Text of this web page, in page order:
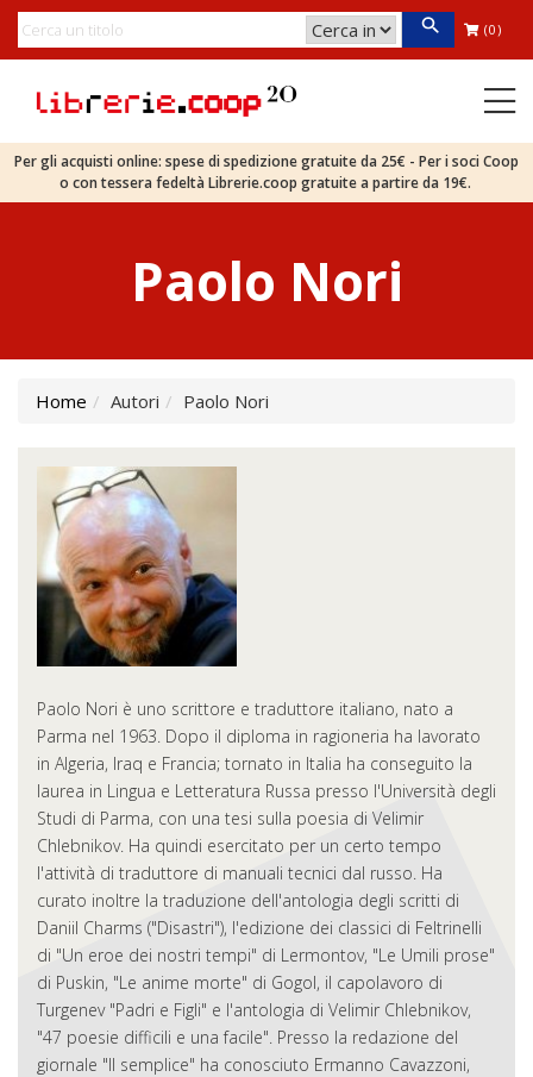
(0)
Per gli acquisti online: spese di spedizione gratuite da 25€ - Per i soci Coop
o con tessera fedeltà Librerie.coop gratuite a partire da 19€.
Paolo Nori
Home Autori Paolo Nori
Paolo Nori è uno scrittore e traduttore italiano, nato a
Parma nel 1963. Dopo il diploma in ragioneria ha lavorato
in Algeria, Iraq e Francia; tornato in Italia ha conseguito la
laurea in Lingua e Letteratura Russa presso l'Università degli
Studi di Parma, con una tesi sulla poesia di Velimir
Chlebnikov. Ha quindi esercitato per un certo tempo
l'attività di traduttore di manuali tecnici dal russo. Ha
curato inoltre la traduzione dell'antologia degli scritti di
Daniil Charms ("Disastri"), l'edizione dei classici di Feltrinelli
di "Un eroe dei nostri tempi" di Lermontov, "Le Umili prose"
di Puskin, "Le anime morte" di Gogol, il capolavoro di
Turgenev "Padri e Figli" e l'antologia di Velimir Chlebnikov,
"47 poesie difficili e una facile". Presso la redazione del
giornale "Il semplice" ha conosciuto Ermanno Cavazzoni,